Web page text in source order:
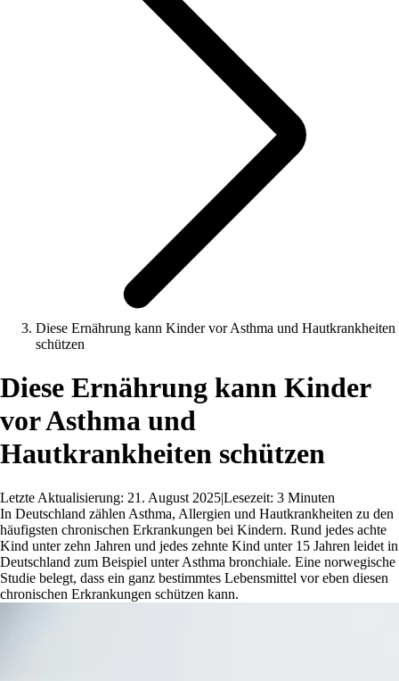
Diese Ernährung kann Kinder vor Asthma und Hautkrankheiten
schützen
Diese Ernährung kann Kinder
vor Asthma und
Hautkrankheiten schützen
Letzte Aktualisierung: 21. August 2025|Lesezeit: 3 Minuten
In Deutschland zählen Asthma, Allergien und Hautkrankheiten zu den
häufigsten chronischen Erkrankungen bei Kindern. Rund jedes achte
Kind unter zehn Jahren und jedes zehnte Kind unter 15 Jahren leidet in
Deutschland zum Beispiel unter Asthma bronchiale. Eine norwegische
Studie belegt, dass ein ganz bestimmtes Lebensmittel vor eben diesen
chronischen Erkrankungen schützen kann.